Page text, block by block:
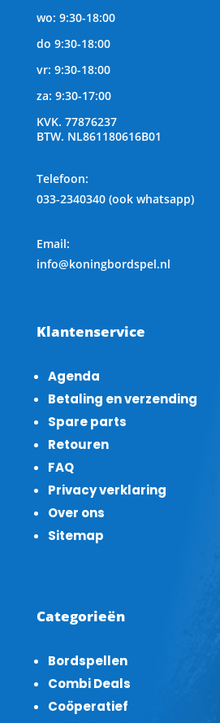
wo: 9:30-18:00
do 9:30-18:00
vr: 9:30-18:00
za: 9:30-17:00
KVK. 77876237
BTW. NL861180616B01
Telefoon:
033-2340340 (ook whatsapp)
Email:
info@koningbordspel.nl
Klantenservice
Agenda
Betaling en verzending
Spare parts
Retouren
FAQ
Privacy verklaring
Over ons
Sitemap
Categorieën
Bordspellen
Combi Deals
Coöperatief